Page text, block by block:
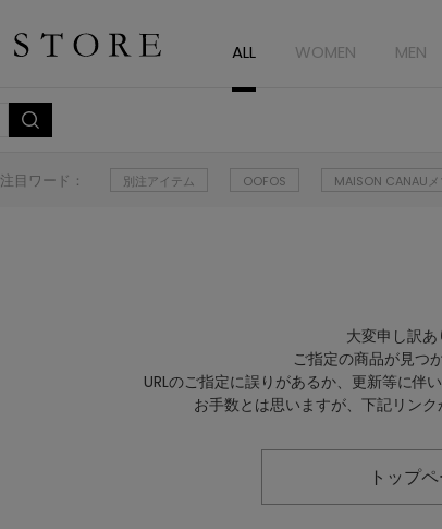
ALL WOMEN MEN
注目ワード： 別注アイテム OOFOS MAISON CANAU
大変申し訳あ
ご指定の商品が見つ
URLのご指定に誤りがあるか、更新等に伴
お手数とは思いますが、下記リンク
トップ